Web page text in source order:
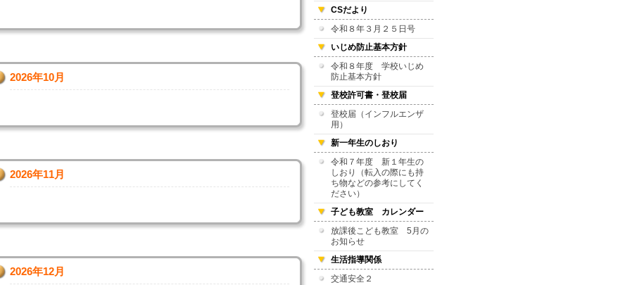
2026年10月
2026年11月
2026年12月
CSだより
令和８年３月２５日号
いじめ防止基本方針
令和８年度 学校いじめ
防止基本方針
登校許可書・登校届
登校届（インフルエンザ
用）
新一年生のしおり
令和７年度 新１年生の
しおり（転入の際にも持
ち物などの参考にしてく
ださい）
子ども教室 カレンダー
放課後こども教室 5月の
お知らせ
生活指導関係
交通安全２